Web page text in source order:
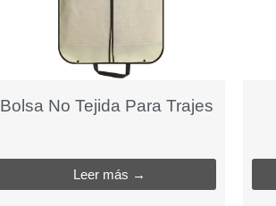
Bolsa No Tejida Para Trajes
Leer más →